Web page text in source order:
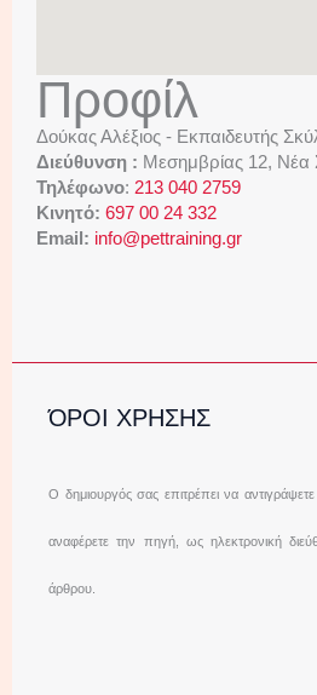
Προφίλ
Δούκας Αλέξιος - Εκπαιδευτής
Διεύθυνση : Μεσημβρίας 12, Νέα
Τηλέφωνο: 213 040 2759
Κινητό: 697 00 24 332
Email: info@pettraining.gr
ΌΡΟΙ ΧΡΗΣΗΣ
Ο δημιουργός σας επιτρέπει να
αναφέρετε την πηγή, ως ηλεκτρονική
άρθρου.